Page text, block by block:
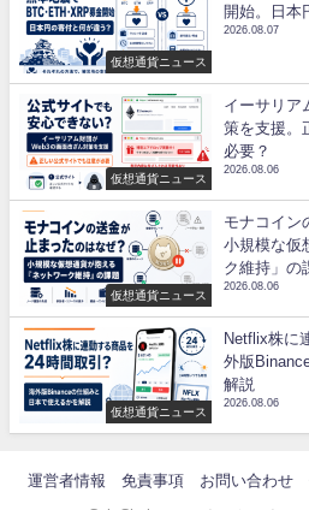
仮想通貨ニュース
開始。日本
2026.08.07
仮想通貨ニュース
イーサリア
策を支援。
必要？
2026.08.06
仮想通貨ニュース
モナコイン
小規模な仮
ク維持」の
2026.08.06
仮想通貨ニュース
Netflix株に
外版
解説
2026.08.06
運営者情報 免責事項 お問い合わせ